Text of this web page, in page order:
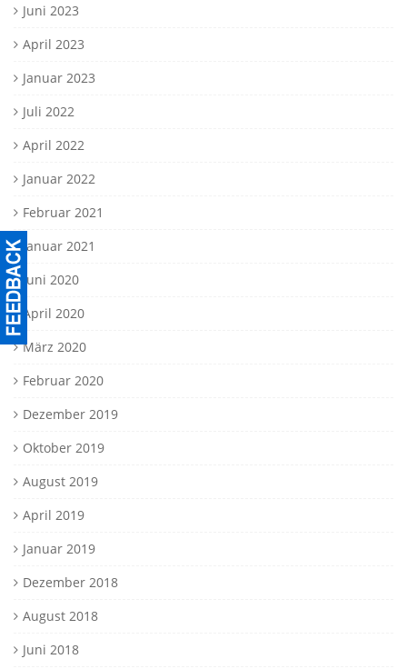
Juni 2023
April 2023
Januar 2023
Juli 2022
April 2022
Januar 2022
Februar 2021
Januar 2021
Juni 2020
April 2020
März 2020
Februar 2020
Dezember 2019
Oktober 2019
August 2019
April 2019
Januar 2019
Dezember 2018
August 2018
Juni 2018